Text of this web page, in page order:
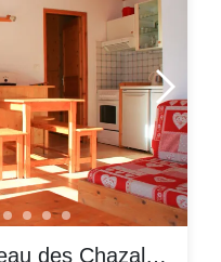
Chalet Le Taquo Hameau des Chazals Nevache Hautes Alpes